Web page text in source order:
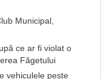
Municipal,
ce ar fi violat o
Făgetului
vehiculele peste